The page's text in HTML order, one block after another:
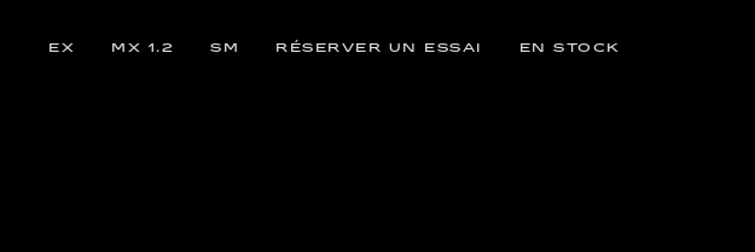
EX MX 1.2 SM RÉSERVER UN ESSAI EN STOCK